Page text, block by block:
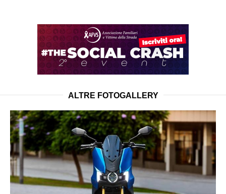
ALTRE FOTOGALLERY